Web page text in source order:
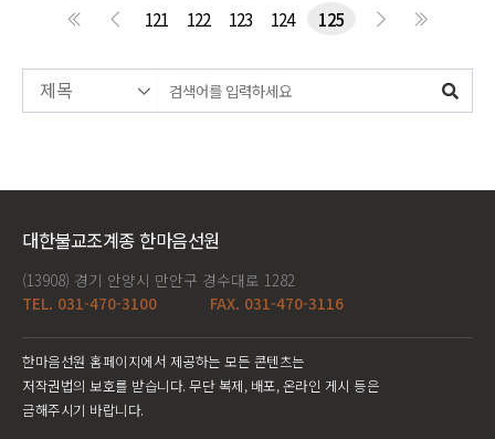
121 122 123 124 125
대한불교조계종 한마음선원
(13908) 경기 안양시 만안구 경수대로 1282
TEL. 031-470-3100
FAX. 031-470-3116
한마음선원 홈페이지에서 제공하는 모든 콘텐츠는
저작권법의 보호를 받습니다. 무단 복제, 배포, 온라인 게시 등은
금해주시기 바랍니다.